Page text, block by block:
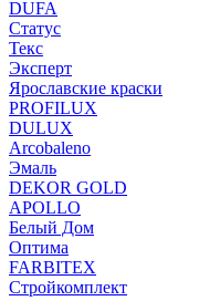
DUFA
Статус
Текс
Эксперт
Ярославские краски
PROFILUX
DULUX
Arcobaleno
Эмаль
DEKOR GOLD
APOLLO
Белый Дом
Оптима
FARBITEX
Стройкомплект